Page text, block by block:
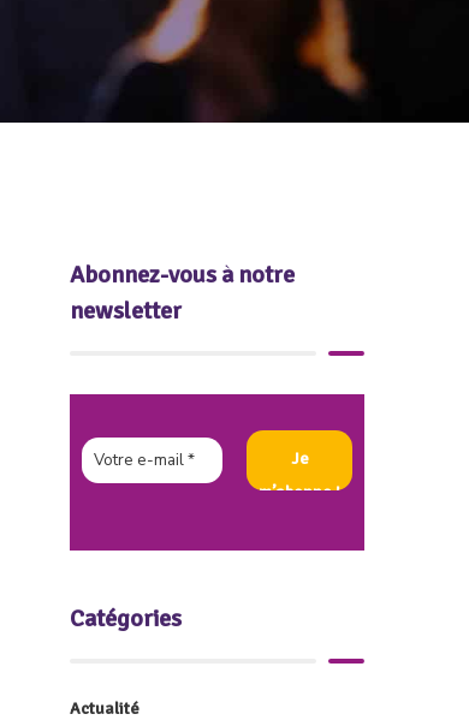
Abonnez-vous à notre
newsletter
Catégories
Actualité